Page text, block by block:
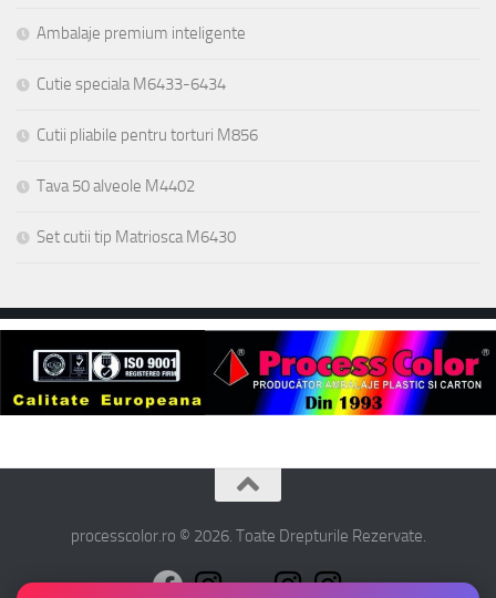
Ambalaje premium inteligente
Cutie speciala M6433-6434
Cutii pliabile pentru torturi M856
Tava 50 alveole M4402
Set cutii tip Matriosca M6430
processcolor.ro © 2026. Toate Drepturile Rezervate.